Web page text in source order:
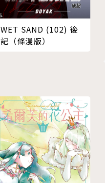
WET SAND (102) 後
記（條漫版）